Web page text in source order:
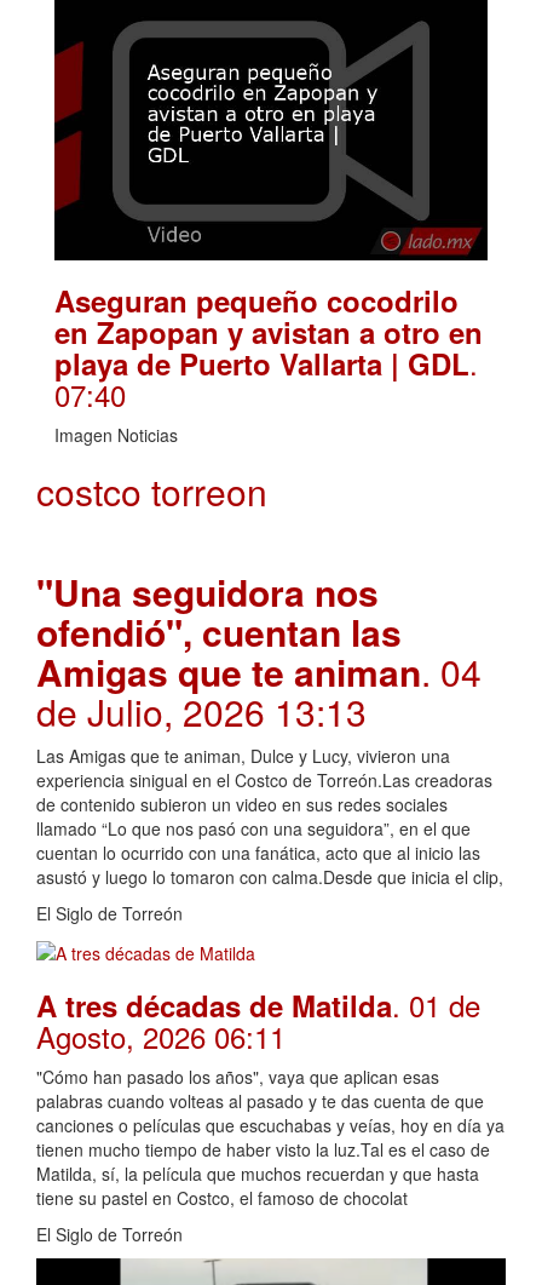
Aseguran pequeño cocodrilo
en Zapopan y avistan a otro en
playa de Puerto Vallarta | GDL.
07:40
Imagen Noticias
costco torreon
"Una seguidora nos
ofendió", cuentan las
Amigas que te animan. 04
de Julio, 2026 13:13
Las Amigas que te animan, Dulce y Lucy, vivieron una
experiencia sinigual en el Costco de Torreón.Las creadoras
de contenido subieron un video en sus redes sociales
llamado “Lo que nos pasó con una seguidora”, en el que
cuentan lo ocurrido con una fanática, acto que al inicio las
asustó y luego lo tomaron con calma.Desde que inicia el clip,
El Siglo de Torreón
A tres décadas de Matilda. 01 de
Agosto, 2026 06:11
"Cómo han pasado los años", vaya que aplican esas
palabras cuando volteas al pasado y te das cuenta de que
canciones o películas que escuchabas y veías, hoy en día ya
tienen mucho tiempo de haber visto la luz.Tal es el caso de
Matilda, sí, la película que muchos recuerdan y que hasta
tiene su pastel en Costco, el famoso de chocolat
El Siglo de Torreón